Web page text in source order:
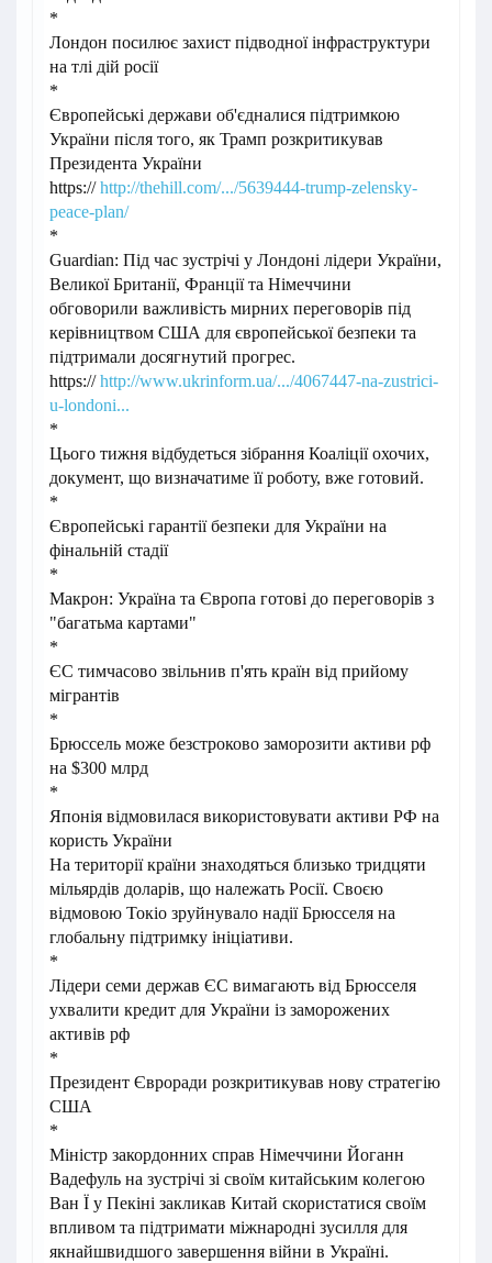
*
Лондон посилює захист підводної інфраструктури
на тлі дій росії
*
Європейські держави об'єдналися підтримкою
України після того, як Трамп розкритикував
Президента України
https://http://thehill.com/.../5639444-trump-zelensky-
peace-plan/
*
Guardian: Під час зустрічі у Лондоні лідери України,
Великої Британії, Франції та Німеччини
обговорили важливість мирних переговорів під
керівництвом США для європейської безпеки та
підтримали досягнутий прогрес.
https://http://www.ukrinform.ua/.../4067447-na-zustrici-
u-londoni...
*
Цього тижня відбудеться зібрання Коаліції охочих,
документ, що визначатиме її роботу, вже готовий.
*
Європейські гарантії безпеки для України на
фінальній стадії
*
Макрон: Україна та Європа готові до переговорів з
"багатьма картами"
*
ЄС тимчасово звільнив п'ять країн від прийому
мігрантів
*
Брюссель може безстроково заморозити активи рф
на $300 млрд
*
Японія відмовилася використовувати активи РФ на
користь України
На території країни знаходяться близько тридцяти
мільярдів доларів, що належать Росії. Своєю
відмовою Токіо зруйнувало надії Брюсселя на
глобальну підтримку ініціативи.
*
Лідери семи держав ЄС вимагають від Брюсселя
ухвалити кредит для України із заморожених
активів рф
*
Президент Євроради розкритикував нову стратегію
США
*
Міністр закордонних справ Німеччини Йоганн
Вадефуль на зустрічі зі своїм китайським колегою
Ван Ї у Пекіні закликав Китай скористатися своїм
впливом та підтримати міжнародні зусилля для
якнайшвидшого завершення війни в Україні.